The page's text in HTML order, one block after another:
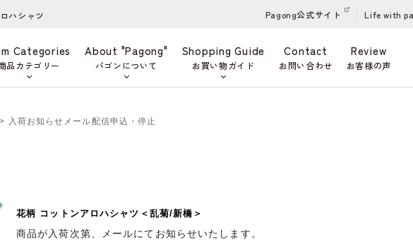
ハシャツ Pagong公式サイト Life with
Categories
品カテゴリー
About "Pagong"
パゴンについて
Shopping Guide
お買い物ガイド
Contact
お問い合わせ
Review
お客様の声
> 入荷お知らせメール配信申込・停止
花柄 コットンアロハシャツ＜乱菊/新橋＞
商品が入荷次第、メールにてお知らせいたします。